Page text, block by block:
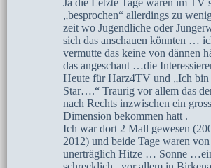
„besprochen“ allerdings zu
zeit wo Jugendliche oder
sich das anschauen könnten …
vermutte das keine von dännen
das angeschaut …die
Heute für Harz4TV und „Ich bin
Star….“ Traurig vor allem das
nach Rechts inzwischen ein
Dimension bekommen hatt .
Ich war dort 2 Mall gewesen
2012) und beide Tage waren
unerträglich Hitze … Sonne